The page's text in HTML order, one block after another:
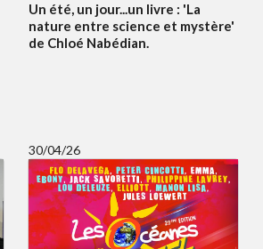
Un été, un jour...un livre : 'La
nature entre science et mystère'
de Chloé Nabédian.
30/04/26